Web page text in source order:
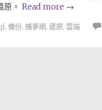
。 Read more →
, 備份, 捕夢網, 還原, 雲端